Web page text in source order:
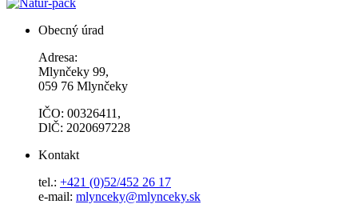
Obecný úrad
Adresa:
Mlynčeky 99,
059 76 Mlynčeky
IČO: 00326411,
DlČ: 2020697228
Kontakt
tel.: +421 (0)52/452 26 17
e-mail: mlynceky@mlynceky.sk